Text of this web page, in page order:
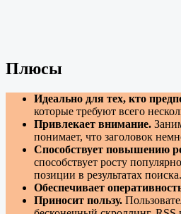
Плюсы
Идеально для тех, кто
которые требуют всего
Привлекает внимание.
понимает, что заголовок
Способствует повышению
способствует росту
позиции в результатах поиска.
Обеспечивает
Приносит пользу.